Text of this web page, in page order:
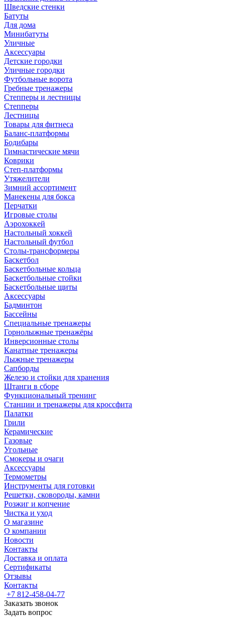
Шведские стенки
Батуты
Для дома
Минибатуты
Уличные
Аксессуары
Детские городки
Уличные городки
Футбольные ворота
Гребные тренажеры
Степперы и лестницы
Степперы
Лестницы
Товары для фитнеса
Баланс-платформы
Бодибары
Гимнастические мячи
Коврики
Степ-платформы
Утяжелители
Зимний ассортимент
Манекены для бокса
Перчатки
Игровые столы
Аэрохоккей
Настольный хоккей
Настольный футбол
Столы-трансформеры
Баскетбол
Баскетбольные кольца
Баскетбольные стойки
Баскетбольные щиты
Аксессуары
Бадминтон
Бассейны
Специальные тренажеры
Горнолыжные тренажёры
Инверсионные столы
Канатные тренажеры
Лыжные тренажеры
Сапборды
Железо и стойки для хранения
Штанги в сборе
Функциональный тренинг
Станции и тренажеры для кроссфита
Палатки
Грили
Керамические
Газовые
Угольные
Смокеры и очаги
Аксессуары
Термометры
Инструменты для готовки
Решетки, сковороды, камни
Розжиг и копчение
Чистка и уход
О магазине
О компании
Новости
Контакты
Доставка и оплата
Сертификаты
Отзывы
Контакты
+7 812-458-04-77
Заказать звонок
Задать вопрос